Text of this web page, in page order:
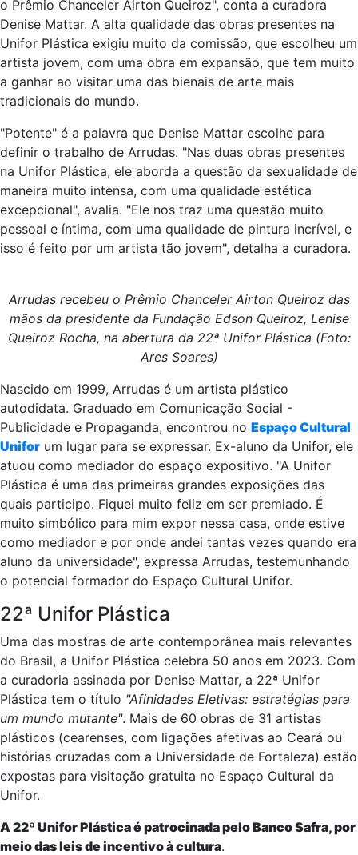
o Prêmio Chanceler Airton Queiroz", conta a curadora
Denise Mattar. A alta qualidade das obras presentes na
Unifor Plástica exigiu muito da comissão, que escolheu um
artista jovem, com uma obra em expansão, que tem muito
a ganhar ao visitar uma das bienais de arte mais
tradicionais do mundo.
"Potente" é a palavra que Denise Mattar escolhe para
definir o trabalho de Arrudas. "Nas duas obras presentes
na Unifor Plástica, ele aborda a questão da sexualidade de
maneira muito intensa, com uma qualidade estética
excepcional", avalia. "Ele nos traz uma questão muito
pessoal e íntima, com uma qualidade de pintura incrível, e
isso é feito por um artista tão jovem", detalha a curadora.
Arrudas recebeu o Prêmio Chanceler Airton Queiroz das
mãos da presidente da Fundação Edson Queiroz, Lenise
Queiroz Rocha, na abertura da 22ª Unifor Plástica (Foto:
Ares Soares)
Nascido em 1999, Arrudas é um artista plástico
autodidata. Graduado em Comunicação Social -
Publicidade e Propaganda, encontrou no Espaço Cultural
Unifor um lugar para se expressar. Ex-aluno da Unifor, ele
atuou como mediador do espaço expositivo. "A Unifor
Plástica é uma das primeiras grandes exposições das
quais participo. Fiquei muito feliz em ser premiado. É
muito simbólico para mim expor nessa casa, onde estive
como mediador e por onde andei tantas vezes quando era
aluno da universidade", expressa Arrudas, testemunhando
o potencial formador do Espaço Cultural Unifor.
22ª Unifor Plástica
Uma das mostras de arte contemporânea mais relevantes
do Brasil, a Unifor Plástica celebra 50 anos em 2023. Com
a curadoria assinada por Denise Mattar, a 22ª Unifor
Plástica tem o título "Afinidades Eletivas: estratégias para
um mundo mutante". Mais de 60 obras de 31 artistas
plásticos (cearenses, com ligações afetivas ao Ceará ou
histórias cruzadas com a Universidade de Fortaleza) estão
expostas para visitação gratuita no Espaço Cultural da
Unifor.
A 22ª Unifor Plástica é patrocinada pelo Banco Safra, por
meio das leis de incentivo à cultura.